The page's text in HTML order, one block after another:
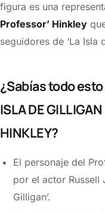
figura es una
Professor’ Hinkley
seguidores de ‘La Isla
¿Sabías todo esto
ISLA DE
HINKLEY?
El personaje del
por el actor Russell
Gilligan’.